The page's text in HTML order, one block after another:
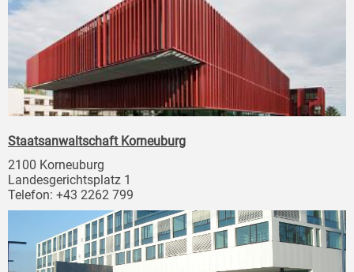
Staatsanwaltschaft Korneuburg
2100 Korneuburg
Landesgerichtsplatz 1
Telefon: +43 2262 799